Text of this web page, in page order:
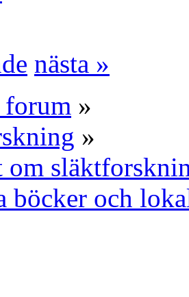
nästa »
forum »
»
om
böcker och